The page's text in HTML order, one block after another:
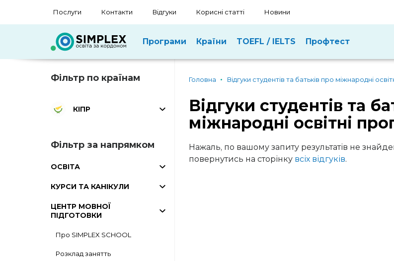
Послуги Контакти Відгуки Корисні статті Новини
Програми Країни TOEFL / IELTS Профтест
Фільтр по країнам
КІПР
Фільтр за напрямком
ОСВІТА
КУРСИ ТА КАНІКУЛИ
ЦЕНТР МОВНОЇ
ПІДГОТОВКИ
Про SIMPLEX SCHOOL
Розклад занятть
Головна Відгуки студентів та батьків про міжнародні
Відгуки студентів та
міжнародні освітні
Нажаль, по вашому запиту результатів не
повернутись на сторінку всіх відгуків.